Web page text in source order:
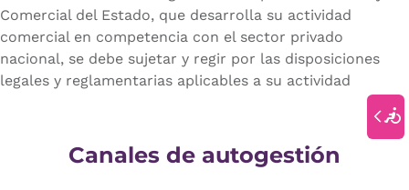
Comercial del Estado, que desarrolla su actividad
comercial en competencia con el sector privado
nacional, se debe sujetar y regir por las disposiciones
legales y reglamentarias aplicables a su actividad
Canales de autogestión